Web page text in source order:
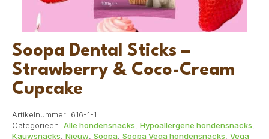
Soopa Dental Sticks –
Strawberry & Coco-Cream
Cupcake
Artikelnummer: 616-1-1
Categorieën: Alle hondensnacks, Hypoallergene hondensnacks,
Kauwsnacks, Nieuw, Soopa, Soopa Vega hondensnacks, Vega